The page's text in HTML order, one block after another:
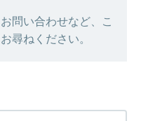
問い合わせなど、こ
尋ねください。